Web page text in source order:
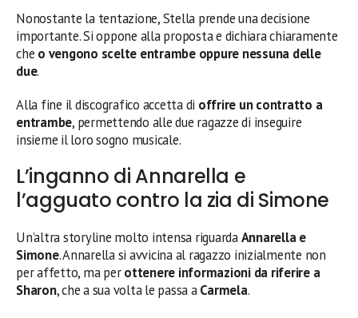
Nonostante la tentazione, Stella prende una decisione
importante. Si oppone alla proposta e dichiara chiaramente
che o vengono scelte entrambe oppure nessuna delle
due.
Alla fine il discografico accetta di offrire un contratto a
entrambe, permettendo alle due ragazze di inseguire
insieme il loro sogno musicale.
L’inganno di Annarella e
l’agguato contro la zia di Simone
Un’altra storyline molto intensa riguardaAnnarella e
Simone. Annarella si avvicina al ragazzo inizialmente non
per affetto, ma perottenere informazioni da riferire a
Sharon, che a sua volta le passa aCarmela.